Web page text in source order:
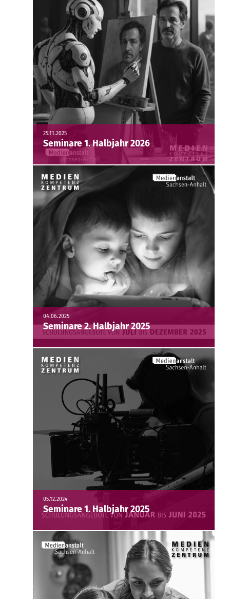
25.11.2025
Seminare 1. Halbjahr 2026
04.06.2025
Seminare 2. Halbjahr 2025
05.12.2024
Seminare 1. Halbjahr 2025